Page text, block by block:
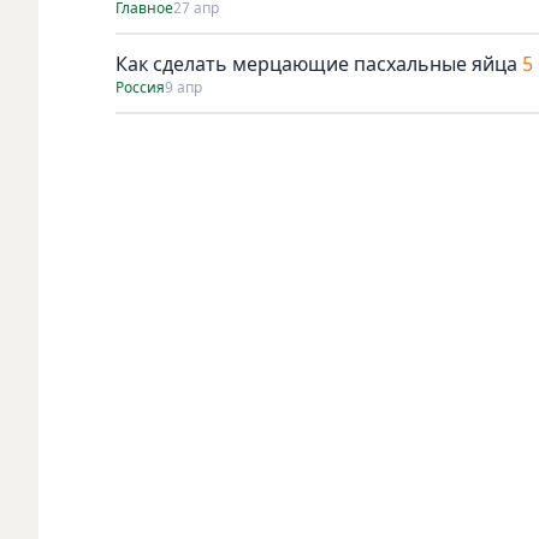
Главное27 апр
Как сделать мерцающие пасхальные яйца
Россия9 апр